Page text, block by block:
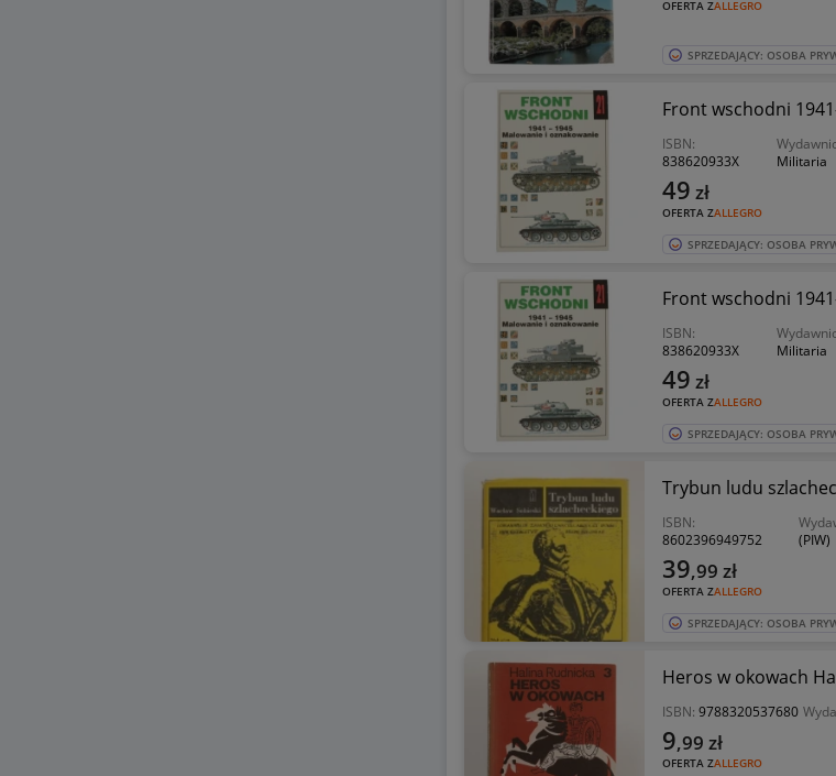
OFERTA ZALLEGRO
SPRZEDAJĄCY: OSOBA
Front wschodni
ISBN:
838620933X
Militaria
OFERTA ZALLEGRO
49 zł
SPRZEDAJĄCY: OSOBA
Front wschodni
ISBN:
838620933X
Militaria
OFERTA ZALLEGRO
49 zł
SPRZEDAJĄCY: OSOBA
Trybun ludu
ISBN:
8602396949752
(PIW)
OFERTA ZALLEGRO
39,99 zł
SPRZEDAJĄCY: OSOBA
Heros w okowach
ISBN: 9788320537680
OFERTA ZALLEGRO
9,99 zł